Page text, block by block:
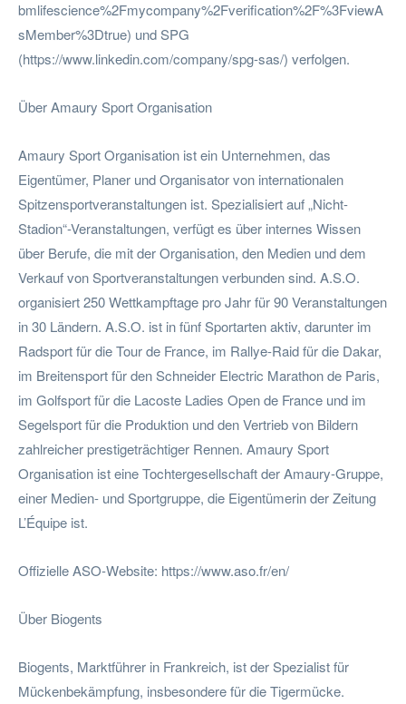
bmlifescience%2Fmycompany%2Fverification%2F%3FviewA
sMember%3Dtrue) und SPG
(https://www.linkedin.com/company/spg-sas/) verfolgen.
Über Amaury Sport Organisation
Amaury Sport Organisation ist ein Unternehmen, das
Eigentümer, Planer und Organisator von internationalen
Spitzensportveranstaltungen ist. Spezialisiert auf „Nicht-
Stadion“-Veranstaltungen, verfügt es über internes Wissen
über Berufe, die mit der Organisation, den Medien und dem
Verkauf von Sportveranstaltungen verbunden sind. A.S.O.
organisiert 250 Wettkampftage pro Jahr für 90 Veranstaltungen
in 30 Ländern. A.S.O. ist in fünf Sportarten aktiv, darunter im
Radsport für die Tour de France, im Rallye-Raid für die Dakar,
im Breitensport für den Schneider Electric Marathon de Paris,
im Golfsport für die Lacoste Ladies Open de France und im
Segelsport für die Produktion und den Vertrieb von Bildern
zahlreicher prestigeträchtiger Rennen. Amaury Sport
Organisation ist eine Tochtergesellschaft der Amaury-Gruppe,
einer Medien- und Sportgruppe, die Eigentümerin der Zeitung
L’Équipe ist.
Offizielle ASO-Website: https://www.aso.fr/en/
Über Biogents
Biogents, Marktführer in Frankreich, ist der Spezialist für
Mückenbekämpfung, insbesondere für die Tigermücke.